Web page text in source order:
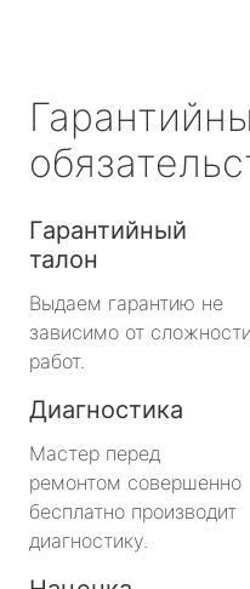
Гарантийный
талон
Выдаем гарантию не
зависимо от сложности
работ.
Диагностика
Мастер перед
ремонтом совершенно
бесплатно производит
диагностику.